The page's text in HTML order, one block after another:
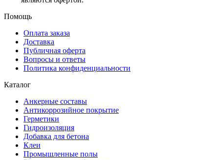
Помощь
Оплата заказа
Доставка
Публичная оферта
Вопросы и ответы
Политика конфиденциальности
Каталог
Анкерные составы
Антикоррозийное покрытие
Герметики
Гидроизоляция
Добавка для бетона
Клеи
Промышленные полы